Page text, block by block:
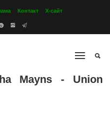
Контакт Х-сайт
Mayns - Union